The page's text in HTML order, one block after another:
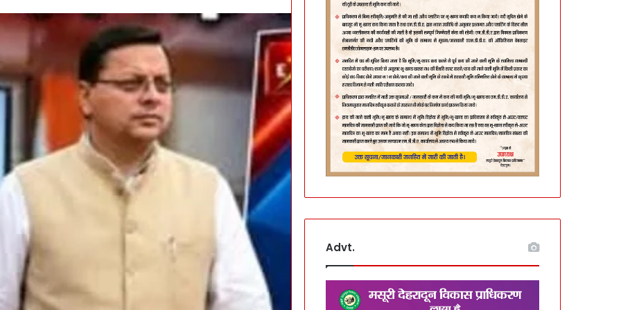
Advt.